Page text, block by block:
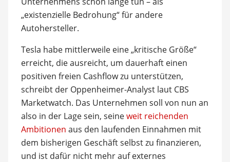
„existenzielle Bedrohung“ für andere
Autohersteller.
Tesla habe mittlerweile eine „kritische Größe“
erreicht, die ausreicht, um dauerhaft einen
positiven freien Cashflow zu unterstützen,
schreibt der Oppenheimer-Analyst laut CBS
Marketwatch. Das Unternehmen soll von nun an
also in der Lage sein, seineweit reichenden
Ambitionen aus den laufenden Einnahmen mit
dem bisherigen Geschäft selbst zu finanzieren,
und ist dafür nicht mehr auf externes